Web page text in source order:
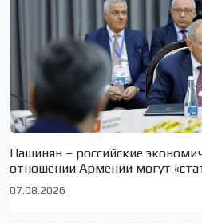
Пашинян – российские
отношении Армении могут
07.08.2026